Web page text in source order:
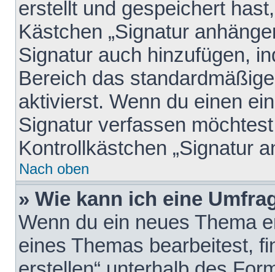
erstellt und gespeichert
Kästchen „Signatur
Signatur auch hinzufügen,
Bereich das
aktivierst. Wenn du einen
Signatur verfassen
Kontrollkästchen „Signatur
Nach oben
» Wie kann ich eine
Wenn du ein neues Thema
eines Themas bearbeitest,